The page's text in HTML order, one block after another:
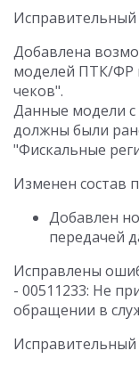
Исправительный
Добавлена
моделей ПТК/ФР
чеков".
Данные модели
должны были
"Фискальные
Изменен состав
Добавлен
передачей
Исправлены
- 00511233: Не
обращении в
Исправительный